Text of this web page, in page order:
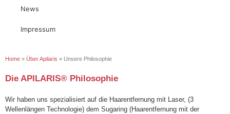
News
Impressum
Home » Über Apilaris » Unsere Philosophie
Die APILARIS® Philosophie
Wir haben uns spezialisiert auf die Haarentfernung mit Laser, (3
Wellenlängen Technologie) dem Sugaring (Haarentfernung mit der